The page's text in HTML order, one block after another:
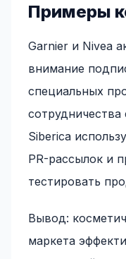
Примеры
Garnier и Nivea
внимание
специальных
Siberica
PR-рассылок и
тестировать
Вывод:
маркета